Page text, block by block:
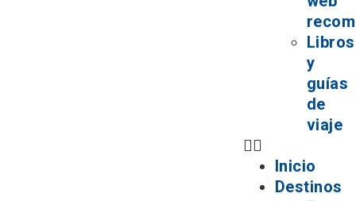
Libros
y
guías
de
viaje
Inicio
Destinos